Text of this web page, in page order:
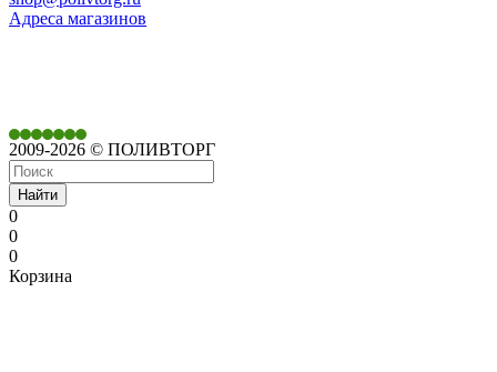
Адреса магазинов
2009-2026 © ПОЛИВТОРГ
Найти
0
0
0
Корзина